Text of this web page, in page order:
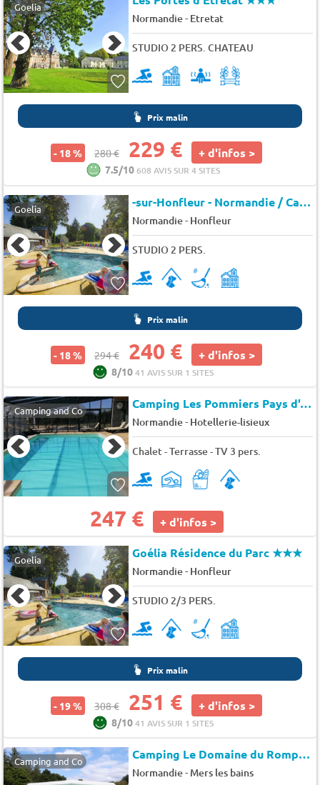
Goelia
Normandie- Etretat
STUDIO 2 PERS. CHATEAU
Prix malin
- 18 % 280 € 229 € + d'infos >
7.5/10608 AVIS SUR 4 SITES
Goelia -sur-Honfleur - Normandie / Calvados - Résidence Le Château de Prêtreville
Normandie- Honfleur
STUDIO 2 PERS.
Prix malin
- 18 % 294 € 240 € + d'infos >
8/1041 AVIS SUR 1 SITES
Camping and Co Camping Les Pommiers Pays d'Auge
Normandie- Hotellerie-lisieux
Chalet - Terrasse - TV 3 pers.
247 € + d'infos >
Goelia Goélia Résidence du Parc★★★
Normandie- Honfleur
STUDIO 2/3 PERS.
Prix malin
- 19 % 308 € 251 € + d'infos >
8/1041 AVIS SUR 1 SITES
Camping and Co Camping Le Domaine du Rompval*
Normandie- Mers les bains